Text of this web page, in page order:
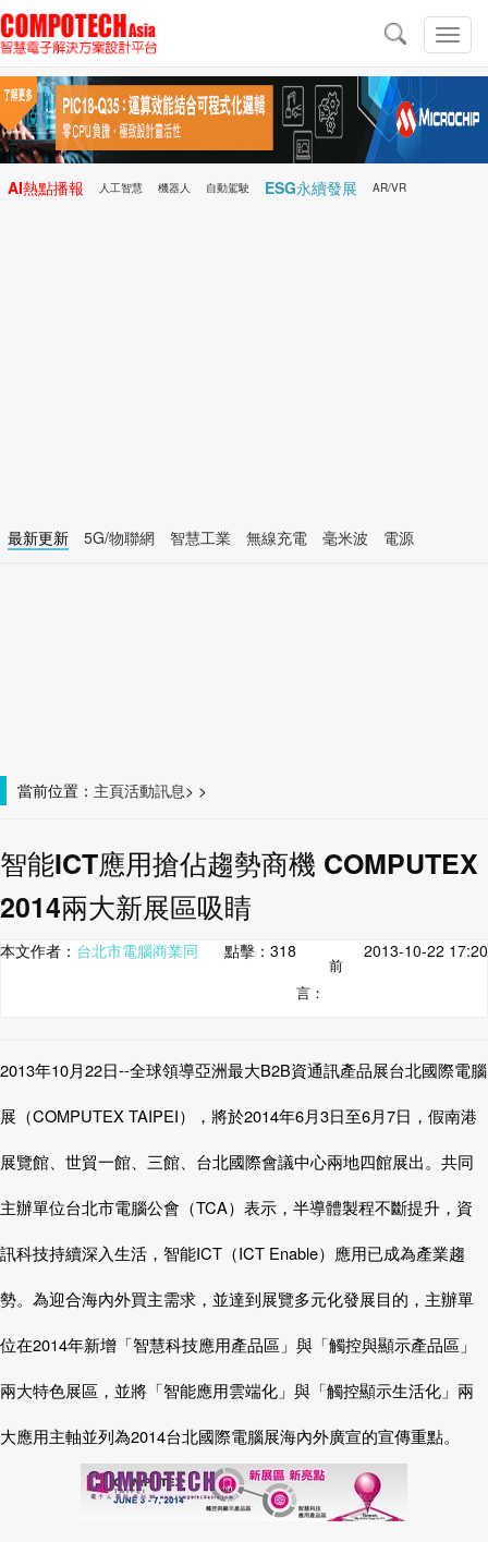
切
換
導
導
航
AI熱點播報 人工智慧 機器人 自動駕駛 ESG永續發展 AR/VR
最新更新 5G/物聯網 智慧工業 無線充電 毫米波
電源
當前位置： 主頁 >
活動訊息 >
智能ICT應用搶佔趨勢商機 COMPUTEX
2014兩大新展區吸睛
本文作者： 台北市電腦商業同 點擊： 318 2013-10-22 17:20
前
言：
2013年10月22日--全球領導亞洲最大B2B資通訊產品展台北國際電腦
展（COMPUTEX TAIPEI），將於2014年6月3日至6月7日 ，假南港
展覽館、世貿一館、三館、台北國際會議中心兩地四館展出。共同
主辦單位台北市電腦公會（TCA）表示，半導體製程不斷提升，資
訊科技持續深入生活，智能ICT （ICT Enable）應用已成為產業趨
勢。為迎合海內外買主需求，並達到展覽多元化發展目的，主辦單
位在2014年新增「智慧科技應用產品區」與「觸控與顯示產品區」
兩大特色展區，並將「智能應用雲端化」與「觸控顯示生活化」兩
大應用主軸並列為2014台北國際電腦展海內外廣宣的宣傳重點。